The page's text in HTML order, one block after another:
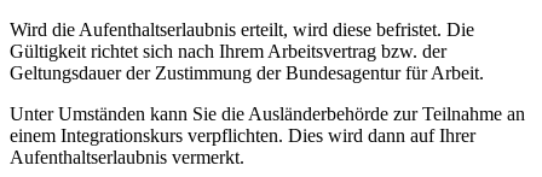
Wird die Aufenthaltserlaubnis erteilt, wird diese befristet. Die
Gültigkeit richtet sich nach Ihrem Arbeitsvertrag bzw. der
Geltungsdauer der Zustimmung der Bundesagentur für Arbeit.
Unter Umständen kann Sie die Ausländerbehörde zur Teilnahme an
einem Integrationskurs verpflichten. Dies wird dann auf Ihrer
Aufenthaltserlaubnis vermerkt.